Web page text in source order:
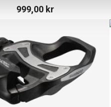
999,00 kr